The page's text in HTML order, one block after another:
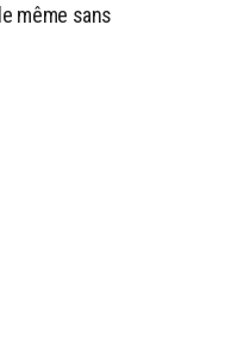
même sans